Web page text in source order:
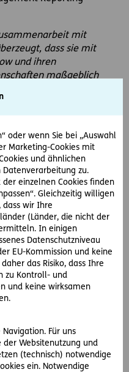
oder wenn Sie bei „Auswahl
Marketing-Cookies mit
und ähnlichen
Datenverarbeitung zu.
einzelnen Cookies finden
Gleichzeitig willigen
dass wir Ihre
(Länder, die nicht der
In einigen
Datenschutzniveau
EU-Kommission und keine
das Risiko, dass Ihre
zu Kontroll- und
und keine wirksamen
Für uns
der Websitenutzung und
(technisch) notwendige
ein. Notwendige
mit
dass sie mit
und ihren
maßgeblich
beitragen wird. “
der
(CFO)